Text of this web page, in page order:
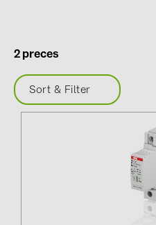
Jaunumi
Katalogi
2 preces
Sort & Filter